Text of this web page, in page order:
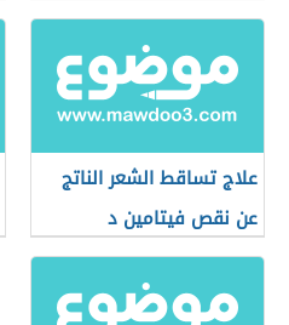
علاج تساقط الشعر الناتج
عن نقص فيتامين د